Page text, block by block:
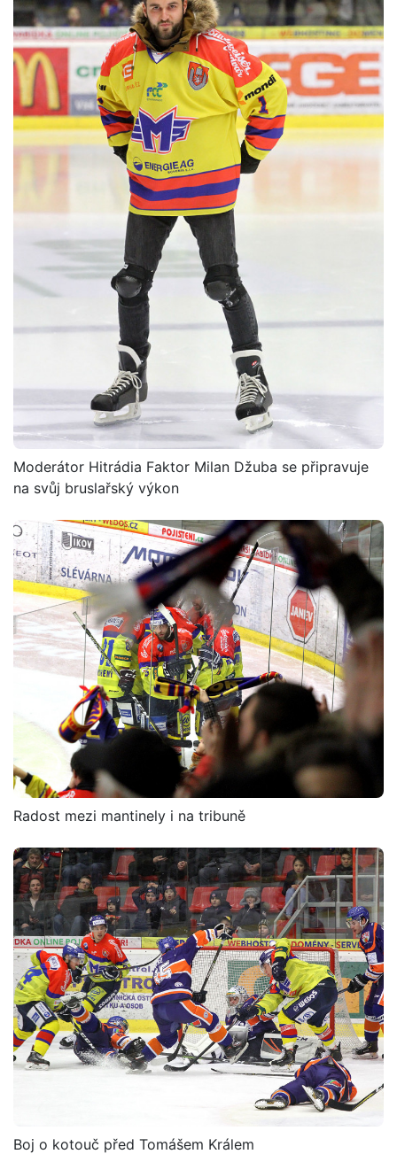
Moderátor Hitrádia Faktor Milan Džuba se připravuje
na svůj bruslařský výkon
Radost mezi mantinely i na tribuně
Boj o kotouč před Tomášem Králem